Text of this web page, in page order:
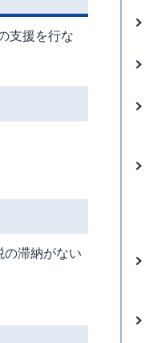
支援を行な
の滞納がない